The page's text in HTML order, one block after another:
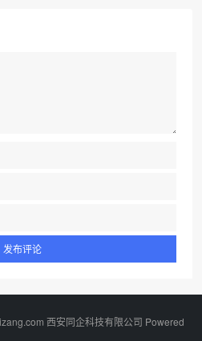
西安同企科技有限公司 Powered